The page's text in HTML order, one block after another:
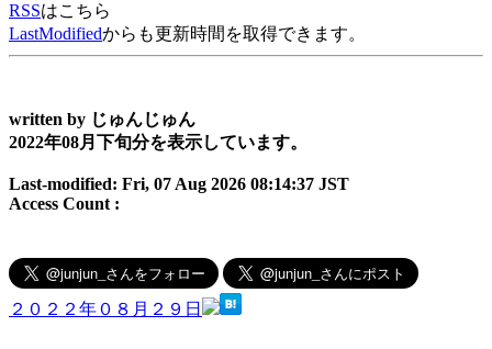
RSSはこちら
LastModifiedからも更新時間を取得できます。
written by じゅんじゅん
2022年08月下旬分を表示しています。
Last-modified: Fri, 07 Aug 2026 08:14:37 JST
Access Count :
２０２２年０８月２９日